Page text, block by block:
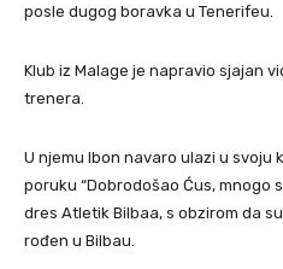
posle dugog boravka u Tenerifeu.
Klub iz Malage je napravio sjajan
trenera.
U njemu Ibon navaro ulazi u svoju
poruku “Dobrodošao Ćus, mnogo
dres Atletik Bilbaa, s obzirom da
rođen u Bilbau.